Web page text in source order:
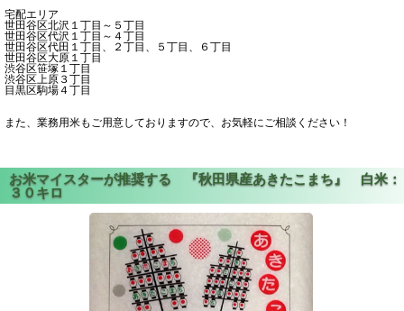
宅配エリア
世田谷区北沢１丁目～５丁目
世田谷区代沢１丁目～４丁目
世田谷区代田１丁目、２丁目、５丁目、６丁目
世田谷区大原１丁目
渋谷区笹塚１丁目
渋谷区上原３丁目
目黒区駒場４丁目
また、業務用米もご用意しておりますので、お気軽にご相談ください！